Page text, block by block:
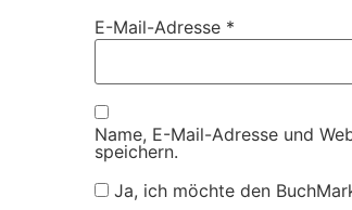
E-Mail-Adresse *
Name, E-Mail-Adresse und
speichern.
Ja, ich möchte den